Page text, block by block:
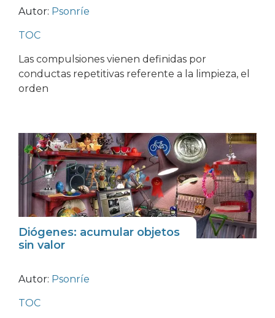
Autor: Psonríe
TOC
Las compulsiones vienen definidas por
conductas repetitivas referente a la limpieza, el
orden
Diógenes: acumular objetos
sin valor
Autor: Psonríe
TOC